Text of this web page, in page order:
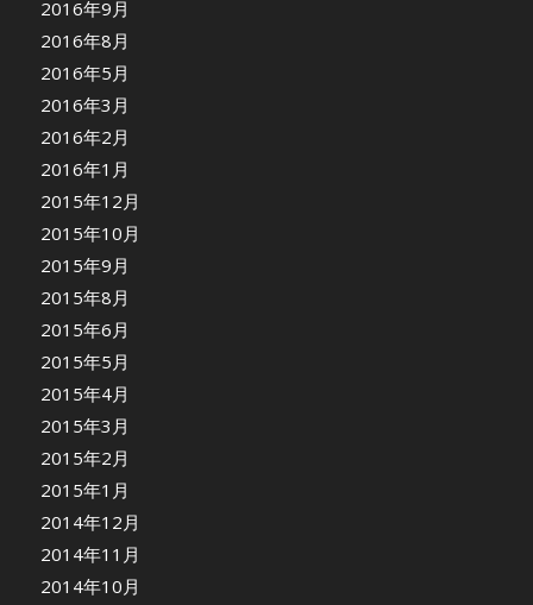
2016年9月
2016年8月
2016年5月
2016年3月
2016年2月
2016年1月
2015年12月
2015年10月
2015年9月
2015年8月
2015年6月
2015年5月
2015年4月
2015年3月
2015年2月
2015年1月
2014年12月
2014年11月
2014年10月